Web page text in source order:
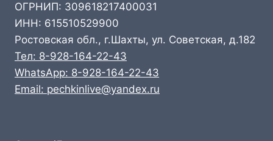
ОГРНИП: 309618217400031
ИНН: 615510529900
Ростовская обл., г.Шахты, ул. Советская, д.182
Тел: 8-928-164-22-43
WhatsApp: 8-928-164-22-43
Email: pechkinlive@yandex.ru